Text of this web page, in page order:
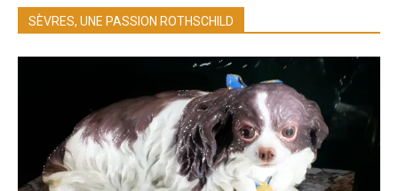
SÈVRES, UNE PASSION ROTHSCHILD